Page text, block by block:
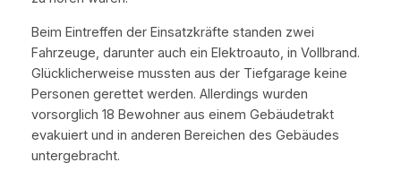
Beim Eintreffen der Einsatzkräfte standen zwei
Fahrzeuge, darunter auch ein Elektroauto, in Vollbrand.
Glücklicherweise mussten aus der Tiefgarage keine
Personen gerettet werden. Allerdings wurden
vorsorglich 18 Bewohner aus einem Gebäudetrakt
evakuiert und in anderen Bereichen des Gebäudes
untergebracht.